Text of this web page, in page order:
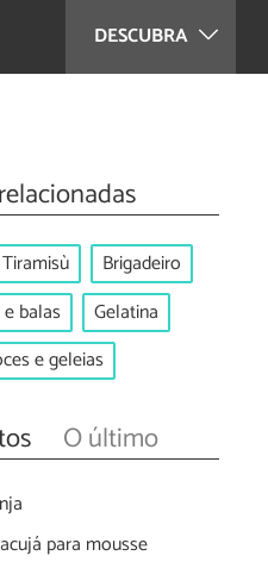
DESCUBRA
Tiramisù
Brigadeiro
balas
Gelatina
e geleias
O último
para mousse